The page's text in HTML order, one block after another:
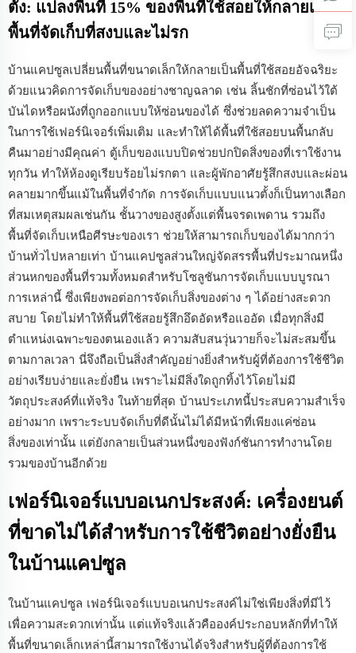
ตั้ง: แปลงพื้นที่ 15% ของพื้นที่ใช้สอยให้กลายเป็น
พื้นที่จัดเก็บที่สงบและไม่รก
บ้านแคปซูลเปลี่ยนพื้นที่ขนาดเล็กให้กลายเป็นพื้นที่ใช้สอยอัจฉริยะ
ด้วยแนวคิดการจัดเก็บของอย่างชาญฉลาด เช่น ลิ้นชักที่ซ่อนไว้ใต้
บันไดหรือผนังที่ถูกออกแบบให้ซ่อนของได้ ซึ่งช่วยลดความจำเป็น
ในการใช้เฟอร์นิเจอร์เพิ่มเติม และทำให้ได้พื้นที่ใช้สอยบนพื้นกลับ
คืนมาอย่างมีคุณค่า ตู้เก็บของแบบปิดช่วยปกปิดสิ่งของที่เราใช้งาน
ทุกวัน ทำให้ห้องดูเรียบร้อยไม่รกตา และผู้พักอาศัยรู้สึกสงบและผ่อน
คลายมากขึ้นแม้ในพื้นที่จำกัด การจัดเก็บแบบแนวตั้งก็เป็นทางเลือก
ที่สมเหตุสมผลเช่นกัน ชั้นวางของสูงตั้งแต่พื้นจรดเพดาน รวมถึง
พื้นที่จัดเก็บเหนือศีรษะของเรา ช่วยให้สามารถเก็บของได้มากกว่า
บ้านทั่วไปหลายเท่า บ้านแคปซูลส่วนใหญ่จัดสรรพื้นที่ประมาณหนึ่ง
ส่วนหกของพื้นที่รวมทั้งหมดสำหรับโซลูชันการจัดเก็บแบบบูรณา
การเหล่านี้ ซึ่งเพียงพอต่อการจัดเก็บสิ่งของต่าง ๆ ได้อย่างสะดวก
สบาย โดยไม่ทำให้พื้นที่ใช้สอยรู้สึกอึดอัดหรือแออัด เมื่อทุกสิ่งมี
ตำแหน่งเฉพาะของตนเองแล้ว ความสับสนวุ่นวายก็จะไม่สะสมขึ้น
ตามกาลเวลา นี่จึงถือเป็นสิ่งสำคัญอย่างยิ่งสำหรับผู้ที่ต้องการใช้ชีวิต
อย่างเรียบง่ายและยั่งยืน เพราะไม่มีสิ่งใดถูกทิ้งไว้โดยไม่มี
วัตถุประสงค์ที่แท้จริง ในท้ายที่สุด บ้านประเภทนี้ประสบความสำเร็จ
อย่างมาก เพราะระบบจัดเก็บที่ดีนั้นไม่ได้มีหน้าที่เพียงแค่ซ่อน
สิ่งของเท่านั้น แต่ยังกลายเป็นส่วนหนึ่งของฟังก์ชันการทำงานโดย
รวมของบ้านอีกด้วย
เฟอร์นิเจอร์แบบอเนกประสงค์: เครื่องยนต์
ที่ขาดไม่ได้สำหรับการใช้ชีวิตอย่างยั่งยืน
ในบ้านแคปซูล
ในบ้านแคปซูล เฟอร์นิเจอร์แบบอเนกประสงค์ไม่ใช่เพียงสิ่งที่มีไว้
เพื่อความสะดวกเท่านั้น แต่แท้จริงแล้วคือองค์ประกอบหลักที่ทำให้
พื้นที่ขนาดเล็กเหล่านี้สามารถใช้งานได้จริงสำหรับผู้ที่ต้องการใช้